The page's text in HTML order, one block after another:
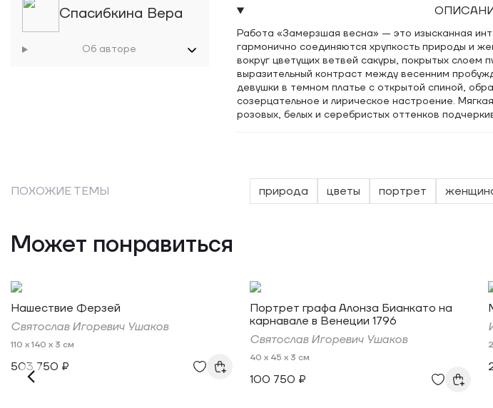
Спасибкина Вера
Об авторе
Работа «Замерзшая весна» — это изысканная
гармонично соединяются хрупкость природы и
вокруг цветущих ветвей сакуры, покрытых слоем
выразительный контраст между весенним
девушки в темном платье с открытой спиной,
созерцательное и лирическое настроение.
розовых, белых и серебристых оттенков
ПОХОЖИЕ ТЕМЫ природа цветы портрет
Может понравиться
Нашествие Ферзей
Святослав Игоревич Ушаков
110 x 140 x 3 см
503 750 ₽
Портрет графа Алонза Бианкато на
карнавале в Венеции 1796
Святослав Игоревич Ушаков
40 x 45 x 3 см
100 750 ₽